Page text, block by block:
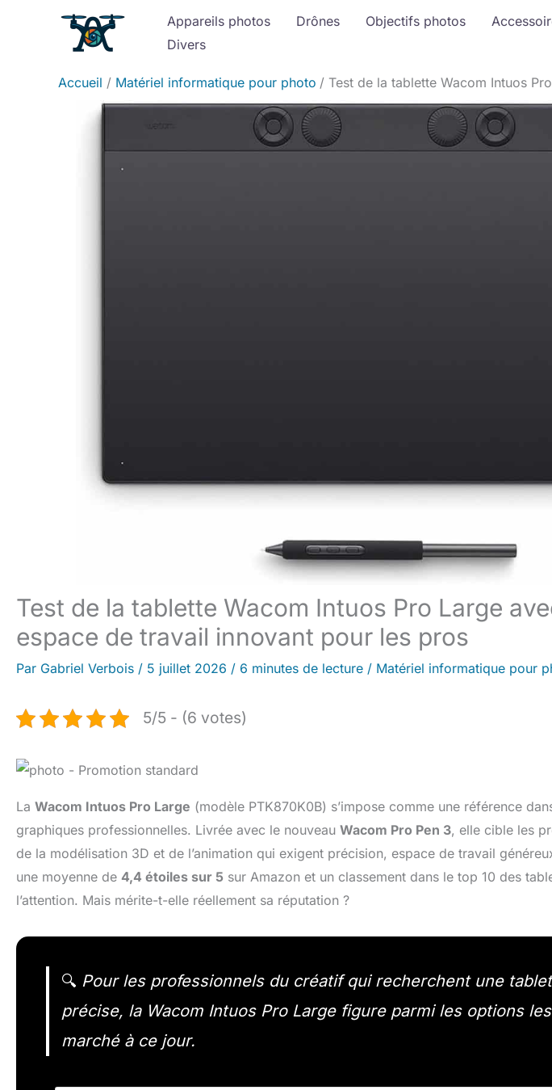
Appareils photos Drônes Objectifs photos
Divers
Accueil Matériel informatique pour photo Test de la tablette Wacom Intuos
Test de la tablette Wacom Intuos Pro Large
espace de travail innovant pour les pros
Par Gabriel Verbois / 5 juillet 2026 / 6 minutes de lecture / Matériel informatique pour
5/5 - (6 votes)
La Wacom Intuos Pro Large (modèle PTK870K0B) s’impose comme une référence
graphiques professionnelles. Livrée avec le nouveau Wacom Pro Pen 3, elle cible les
de la modélisation 3D et de l’animation qui exigent précision, espace de travail
une moyenne de 4,4 étoiles sur 5 sur Amazon et un classement dans le top 10 des
l’attention. Mais mérite-t-elle réellement sa réputation ?
🔍 Pour les professionnels du créatif qui recherchent une
précise, la Wacom Intuos Pro Large figure parmi les options
marché à ce jour.